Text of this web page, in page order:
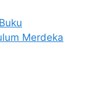
Merdeka